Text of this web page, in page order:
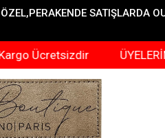
SATIŞLARDA
ÜYELERİMİZE